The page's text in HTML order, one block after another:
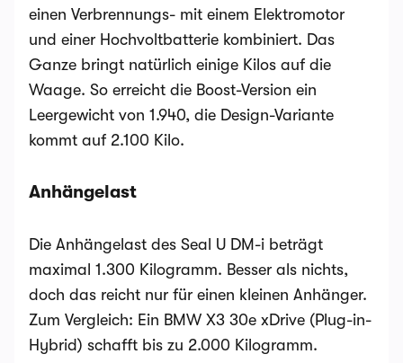
einen Verbrennungs- mit einem Elektromotor
und einer Hochvoltbatterie kombiniert. Das
Ganze bringt natürlich einige Kilos auf die
Waage. So erreicht die Boost-Version ein
Leergewicht von 1.940, die Design-Variante
kommt auf 2.100 Kilo.
Anhängelast
Die Anhängelast des Seal U DM-i beträgt
maximal 1.300 Kilogramm. Besser als nichts,
doch das reicht nur für einen kleinen Anhänger.
Zum Vergleich: Ein BMW X3 30e xDrive (Plug-in-
Hybrid) schafft bis zu 2.000 Kilogramm.